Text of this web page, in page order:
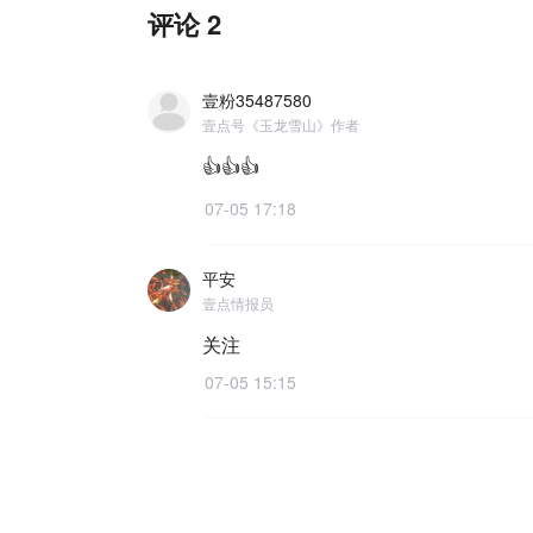
评论 2
壹粉35487580
壹点号《玉龙雪山》作者
👍👍👍
07-05 17:18
平安
壹点情报员
关注
07-05 15:15